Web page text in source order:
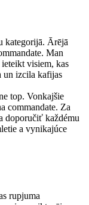
kategorijā. Ārējā
Man
visiem, kas
un izcila kafijas
top. Vonkajšie
commandate. Za
doporučiť každému
a vynikajúce
rupjuma